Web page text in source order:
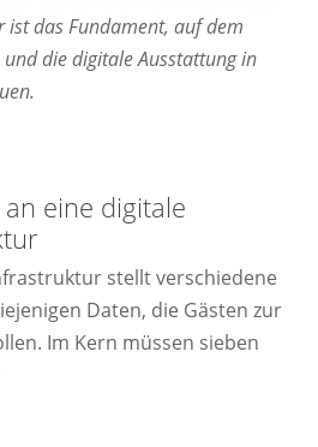
das Fundament, auf dem
die digitale Ausstattung in
eine digitale
stellt verschiedene
Daten, die Gästen zur
Im Kern müssen sieben